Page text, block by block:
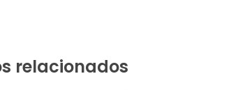
relacionados